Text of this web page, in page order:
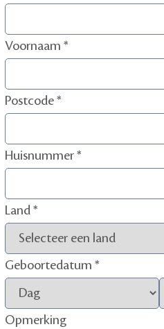
Voornaam
Postcode
Huisnummer
Land
Geboortedatum
Opmerking